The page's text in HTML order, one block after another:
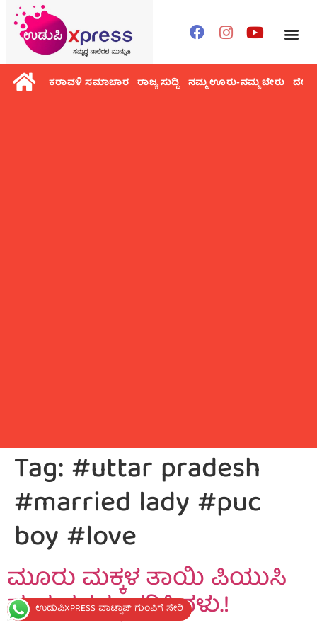
ಕರಾವಳಿ ಸಮಾಚಾರ ರಾಜ್ಯ ಸುದ್ದಿ ನಮ್ಮ ಊರು-ನಮ್ಮ ಬೇರು ದೇಶ
Tag:#uttar pradesh
#married lady #puc
boy #love
ಮೂರು ಮಕ್ಕಳ ತಾಯಿ ಪಿಯುಸಿ
ಹುಡುಗನನ್ನು ವರಿಸಿದಳು.!
ಉಡುಪಿXPRESS ವಾಟ್ಸಾಪ್ ಗುಂಪಿಗೆ ಸೇರಿ